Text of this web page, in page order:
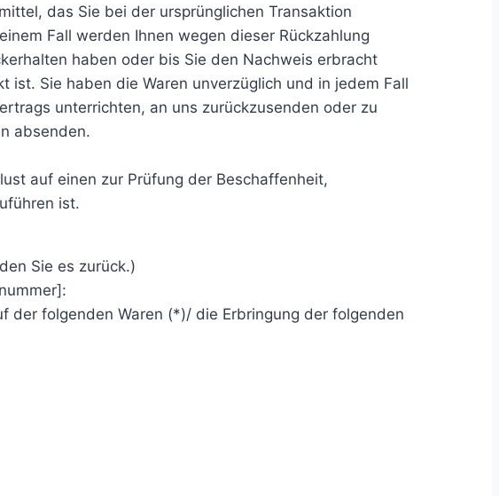
das Sie bei der ursprünglichen Transaktion
Fall werden Ihnen wegen dieser Rückzahlung
haben oder bis Sie den Nachweis erbracht
Sie haben die Waren unverzüglich und in jedem Fall
unterrichten, an uns zurückzusenden oder zu
absenden.
auf einen zur Prüfung der Beschaffenheit,
ist.
Sie es zurück.)
folgenden Waren (*)/ die Erbringung der folgenden